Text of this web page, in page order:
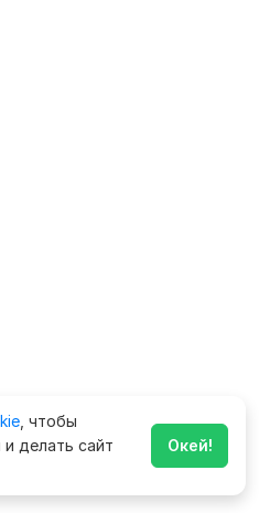
, чтобы
делать сайт
Окей!